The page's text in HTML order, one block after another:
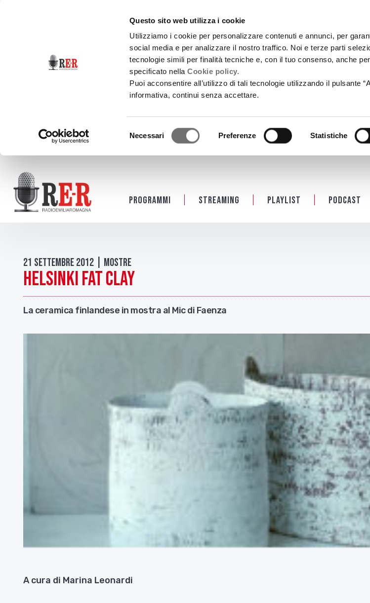
Questo sito web utilizza i cookie
Utilizziamo i cookie per personalizzare contenuti e annunci, per
social media e per analizzare il nostro traffico. Noi e terze parti
tecnologie simili per finalità tecniche e, con il tuo consenso, anche
specificato nellaCookie policy.
Puoi acconsentire all’utilizzo di tali tecnologie utilizzando il pulsante
informativa, continui senza accettare.
Necessari Preferenze Statistiche
Programmi Streaming Playlist PODCAST
21 Settembre 2012 | Mostre
Helsinki fat clay
La ceramica finlandese in mostra al Mic di Faenza
A cura di Marina Leonardi